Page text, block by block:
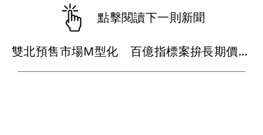
點擊閱讀下一則新聞
雙北預售市場M型化 百億指標案拚長期價值小案主打低首付搶首購